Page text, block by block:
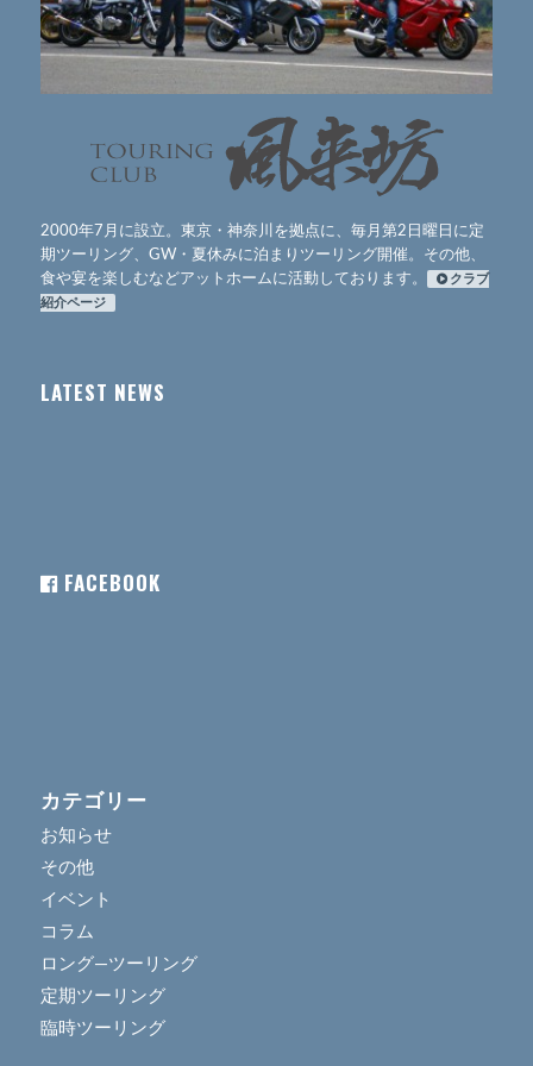
2000年7月に設立。東京・神奈川を拠点に、毎月第2日曜日に定
期ツーリング、GW・夏休みに泊まりツーリング開催。その他、
食や宴を楽しむなどアットホームに活動しております。
クラブ
紹介ページ
LATEST NEWS
FACEBOOK
カテゴリー
お知らせ
その他
イベント
コラム
ロング―ツーリング
定期ツーリング
臨時ツーリング